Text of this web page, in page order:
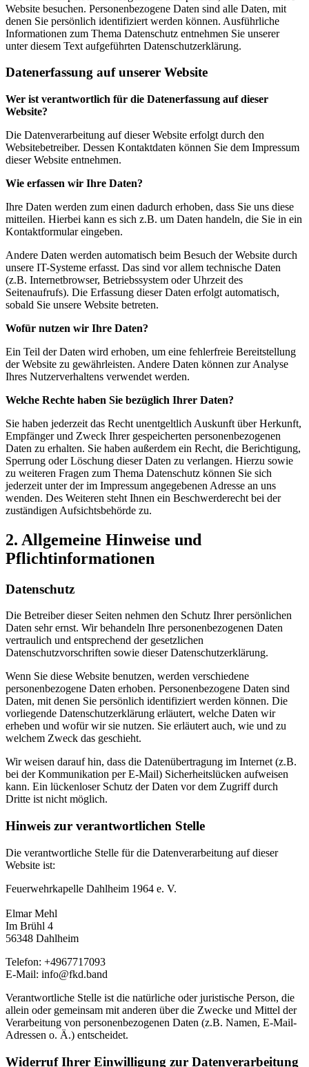
Website besuchen. Personenbezogene Daten sind alle Daten, mit
denen Sie persönlich identifiziert werden können. Ausführliche
Informationen zum Thema Datenschutz entnehmen Sie unserer
unter diesem Text aufgeführten Datenschutzerklärung.
Datenerfassung auf unserer Website
Wer ist verantwortlich für die Datenerfassung auf dieser
Website?
Die Datenverarbeitung auf dieser Website erfolgt durch den
Websitebetreiber. Dessen Kontaktdaten können Sie dem Impressum
dieser Website entnehmen.
Wie erfassen wir Ihre Daten?
Ihre Daten werden zum einen dadurch erhoben, dass Sie uns diese
mitteilen. Hierbei kann es sich z.B. um Daten handeln, die Sie in ein
Kontaktformular eingeben.
Andere Daten werden automatisch beim Besuch der Website durch
unsere IT-Systeme erfasst. Das sind vor allem technische Daten
(z.B. Internetbrowser, Betriebssystem oder Uhrzeit des
Seitenaufrufs). Die Erfassung dieser Daten erfolgt automatisch,
sobald Sie unsere Website betreten.
Wofür nutzen wir Ihre Daten?
Ein Teil der Daten wird erhoben, um eine fehlerfreie Bereitstellung
der Website zu gewährleisten. Andere Daten können zur Analyse
Ihres Nutzerverhaltens verwendet werden.
Welche Rechte haben Sie bezüglich Ihrer Daten?
Sie haben jederzeit das Recht unentgeltlich Auskunft über Herkunft,
Empfänger und Zweck Ihrer gespeicherten personenbezogenen
Daten zu erhalten. Sie haben außerdem ein Recht, die Berichtigung,
Sperrung oder Löschung dieser Daten zu verlangen. Hierzu sowie
zu weiteren Fragen zum Thema Datenschutz können Sie sich
jederzeit unter der im Impressum angegebenen Adresse an uns
wenden. Des Weiteren steht Ihnen ein Beschwerderecht bei der
zuständigen Aufsichtsbehörde zu.
2. Allgemeine Hinweise und
Pflichtinformationen
Datenschutz
Die Betreiber dieser Seiten nehmen den Schutz Ihrer persönlichen
Daten sehr ernst. Wir behandeln Ihre personenbezogenen Daten
vertraulich und entsprechend der gesetzlichen
Datenschutzvorschriften sowie dieser Datenschutzerklärung.
Wenn Sie diese Website benutzen, werden verschiedene
personenbezogene Daten erhoben. Personenbezogene Daten sind
Daten, mit denen Sie persönlich identifiziert werden können. Die
vorliegende Datenschutzerklärung erläutert, welche Daten wir
erheben und wofür wir sie nutzen. Sie erläutert auch, wie und zu
welchem Zweck das geschieht.
Wir weisen darauf hin, dass die Datenübertragung im Internet (z.B.
bei der Kommunikation per E-Mail) Sicherheitslücken aufweisen
kann. Ein lückenloser Schutz der Daten vor dem Zugriff durch
Dritte ist nicht möglich.
Hinweis zur verantwortlichen Stelle
Die verantwortliche Stelle für die Datenverarbeitung auf dieser
Website ist:
Feuerwehrkapelle Dahlheim 1964 e. V.
Elmar Mehl
Im Brühl 4
56348 Dahlheim
Telefon: +4967717093
E-Mail: info@fkd.band
Verantwortliche Stelle ist die natürliche oder juristische Person, die
allein oder gemeinsam mit anderen über die Zwecke und Mittel der
Verarbeitung von personenbezogenen Daten (z.B. Namen, E-Mail-
Adressen o. Ä.) entscheidet.
Widerruf Ihrer Einwilligung zur Datenverarbeitung